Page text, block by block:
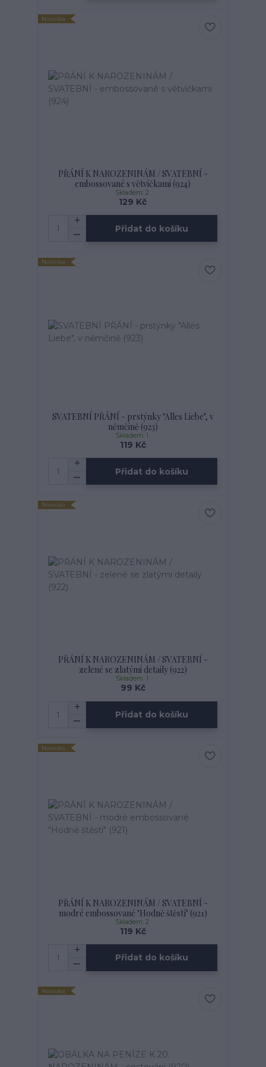
Novinka
PŘÁNÍ K NAROZENINÁM / SVATEBNÍ -
embossované s větvičkami (924)
129 Kč
Skladem: 2
Přidat do košíku
Novinka
SVATEBNÍ PŘÁNÍ - prstýnky "Alles Liebe", v
němčině (923)
119 Kč
Skladem: 1
Přidat do košíku
Novinka
PŘÁNÍ K NAROZENINÁM / SVATEBNÍ -
zelené se zlatými detaily (922)
99 Kč
Skladem: 1
Přidat do košíku
Novinka
PŘÁNÍ K NAROZENINÁM / SVATEBNÍ -
modré embossované "Hodně štěstí" (921)
119 Kč
Skladem: 2
Přidat do košíku
Novinka